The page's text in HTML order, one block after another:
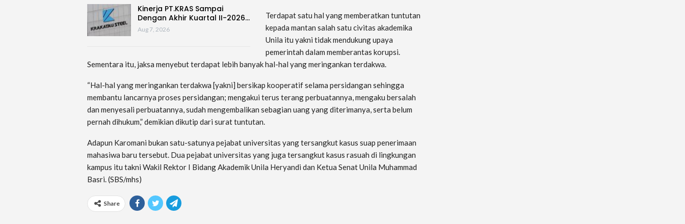
Kinerja PT.KRAS Sampai
Dengan Akhir Kuartal II-2026…
Aug 7, 2026
Terdapat satu hal yang memberatkan tuntutan
kepada mantan salah satu civitas akademika
Unila itu yakni tidak mendukung upaya
pemerintah dalam memberantas korupsi.
Sementara itu, jaksa menyebut terdapat lebih banyak hal-hal yang meringankan terdakwa.
“Hal-hal yang meringankan terdakwa [yakni] bersikap kooperatif selama persidangan sehingga
membantu lancarnya proses persidangan; mengakui terus terang perbuatannya, mengaku bersalah
dan menyesali perbuatannya, sudah mengembalikan sebagian uang yang diterimanya, serta belum
pernah dihukum,” demikian dikutip dari surat tuntutan.
Adapun Karomani bukan satu-satunya pejabat universitas yang tersangkut kasus suap penerimaan
mahasiwa baru tersebut. Dua pejabat universitas yang juga tersangkut kasus rasuah di lingkungan
kampus itu takni Wakil Rektor I Bidang Akademik Unila Heryandi dan Ketua Senat Unila Muhammad
Basri. (SBS/mhs)
Share